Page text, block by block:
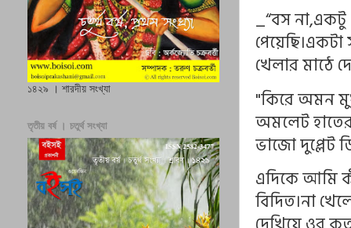
_“বস না,একটু
খেলার মাঠে
"কিরে অমন
অমলেট
ভাজো দুপ্লেট
এদিকে আমি
বিদিত।না
১৪২৯ । শারদীয় সংখ্যা
তৃতীয় বর্ষ । চতুর্থ সংখ্যা